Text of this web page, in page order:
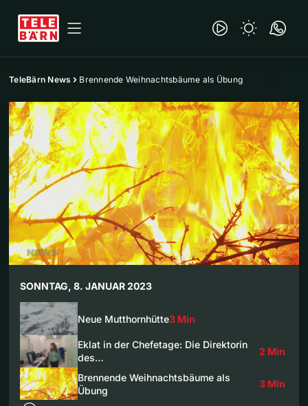
TeleBärn News Brennende Weihnachtsbäume als Übung
SONNTAG, 8. JANUAR 2023
Neue Mutthornhütte3 Min
Eklat in der Chefetage: Die Direktorin
des…
2 Min
Brennende Weihnachtsbäume als
Übung
3 Min